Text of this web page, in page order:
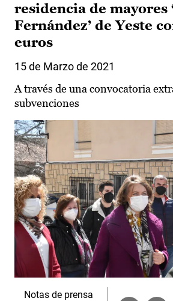
residencia de mayores
Fernández’ de Yeste
euros
15 de Marzo de 2021
A través de una convocatoria
subvenciones
Notas de prensa